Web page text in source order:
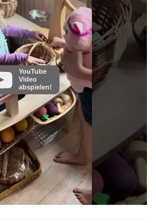
YouTube
Video
abspielen!